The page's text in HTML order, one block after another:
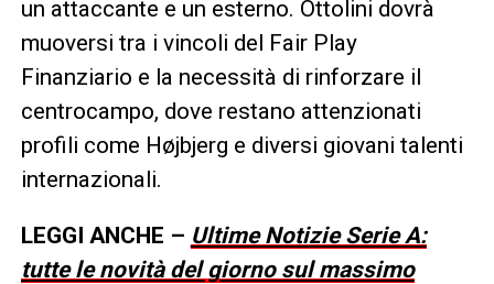
un attaccante e un esterno. Ottolini dovrà
muoversi tra i vincoli del Fair Play
Finanziario e la necessità di rinforzare il
centrocampo, dove restano attenzionati
profili come Højbjerg e diversi giovani talenti
internazionali.
LEGGI ANCHE – Ultime Notizie Serie A:
tutte le novità del giorno sul massimo